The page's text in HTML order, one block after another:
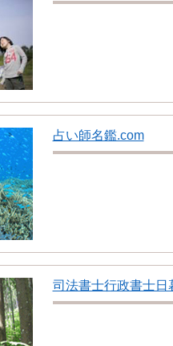
占い師名鑑.com
司法書士行政書士日